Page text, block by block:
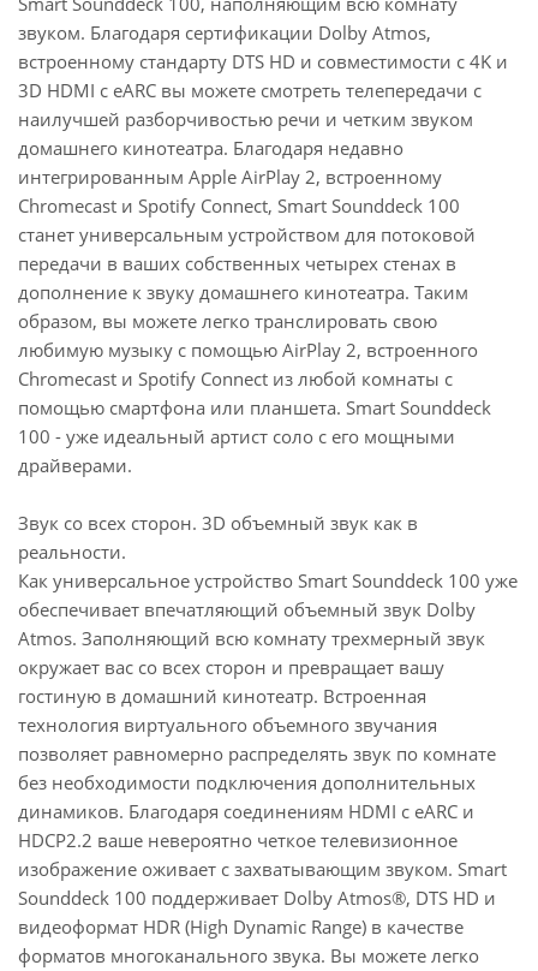
подключения дополнительных динамиков.
Благодаря соединениям HDMI с eARC и HDCP2.2
ваше невероятно четкое телевизионное
изображение оживает с захватывающим звуком.
Smart Sounddeck 100 поддерживает Dolby Atmos®,
DTS HD и видеоформат HDR (High Dynamic Range) в
качестве форматов многоканального звука. Вы
можете легко настроить Smart Sounddeck 100
через экранное меню телевизора и в любое время
идеально настроить его в соответствии со своими
звуковыми предпочтениями.
Потоковое воспроизведение музыки. В каждой
комнате.
Вы можете использовать Smart Sounddeck 100 как
отдельный динамик для потоковой передачи или
как член домашней сети. Вы можете без перебоев
или ПК на Sounddeck 100. Благодаря встроенной
технологии AirPlay 2 и встроенному Chromecast
ваша любимая музыка может воспроизводиться в
высочайшем качестве одним нажатием кнопки.
Spotify Connect также встроен, с возможностью
сохранения вашего любимого списка
воспроизведения в одной из трех ячеек памяти на
звуковой деке и запуска его одним нажатием
кнопки. Со временем расширяйте свою систему
Smart Multiroom, идеально адаптированную к
любой ситуации в жилом пространстве. Серия
Canton Smart обеспечивает высочайшее качество
звука для всех - легко и в любом месте.
Превратите Smart Sounddeck 100 wireless в
домашний кинотеатр.
звуком. Благодаря сертификации Dolby Atmos,
встроенному стандарту DTS HD и совместимости с 4K и
3D HDMI с eARC вы можете смотреть телепередачи с
наилучшей разборчивостью речи и четким звуком
домашнего кинотеатра. Благодаря недавно
интегрированным Apple AirPlay 2, встроенному
Chromecast и Spotify Connect, Smart Sounddeck 100
станет универсальным устройством для потоковой
передачи в ваших собственных четырех стенах в
дополнение к звуку домашнего кинотеатра. Таким
образом, вы можете легко транслировать свою
любимую музыку с помощью AirPlay 2, встроенного
Chromecast и Spotify Connect из любой комнаты с
помощью смартфона или планшета. Smart Sounddeck
100 - уже идеальный артист соло с его мощными
драйверами.
Звук со всех сторон. 3D объемный звук как в
реальности.
Как универсальное устройство Smart Sounddeck 100 уже
обеспечивает впечатляющий объемный звук Dolby
Atmos. Заполняющий всю комнату трехмерный звук
окружает вас со всех сторон и превращает вашу
гостиную в домашний кинотеатр. Встроенная
технология виртуального объемного звучания
позволяет равномерно распределять звук по комнате
без необходимости подключения дополнительных
динамиков. Благодаря соединениям HDMI с eARC и
HDCP2.2 ваше невероятно четкое телевизионное
изображение оживает с захватывающим звуком. Smart
Sounddeck 100 поддерживает Dolby Atmos®, DTS HD и
видеоформат HDR (High Dynamic Range) в качестве
форматов многоканального звука. Вы можете легко